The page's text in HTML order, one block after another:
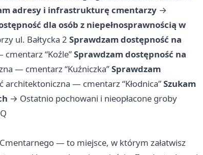
adresy i infrastrukturę cmentarzy →
dla osób z niepełnosprawnością w
ul. Bałtycka 2 Sprawdzam dostępność na
“Koźle”Sprawdzam dostępność na
— cmentarz “Kuźniczka”Sprawdzam
architektoniczna — cmentarz “Kłodnica”Szukam
→ Ostatnio pochowani i nieopłacone groby
— to miejsce, w którym załatwisz